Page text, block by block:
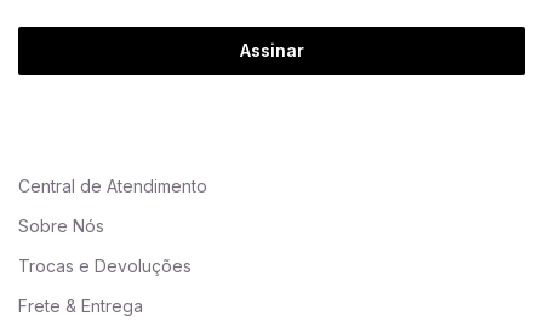
Assinar
Central de Atendimento
Sobre Nós
Trocas e Devoluções
Frete & Entrega